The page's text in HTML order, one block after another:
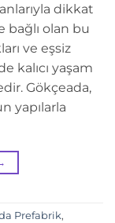
dikkat
bağlı olan bu
ve eşsiz
kalıcı yaşam
Gökçeada,
yapılarla
Prefabrik,